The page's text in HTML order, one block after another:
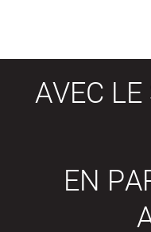
AVEC
EN